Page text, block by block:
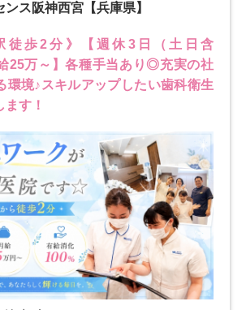
ス阪神西宮【兵庫県】
徒歩2分》【週休3日（土日含
25万～】各種手当あり◎充実の社
境♪スキルアップしたい歯科衛生
す！